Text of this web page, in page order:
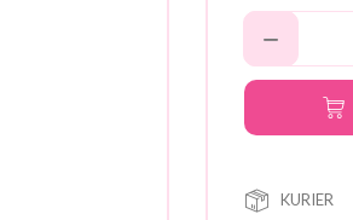
KURIER